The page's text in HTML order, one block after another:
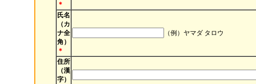
＊
氏名
（カ
ナ全
角）
＊
（例）ヤマダ タロウ
住所
（漢
字）